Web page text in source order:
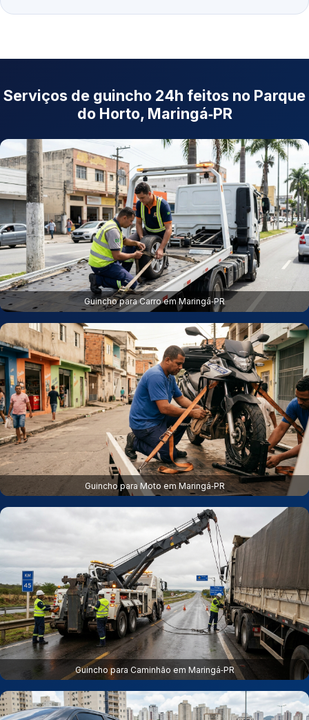
Serviços de guincho 24h feitos no Parque
do Horto, Maringá‑PR
Guincho para Carro em Maringá‑PR
Guincho para Moto em Maringá‑PR
Guincho para Caminhão em Maringá‑PR